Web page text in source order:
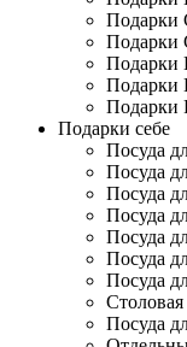
Подарки
Подарки
Подарки
Подарки
Подарки
Подарки себе
Посуда
Посуда
Посуда
Посуда
Посуда
Посуда
Посуда
Столовая
Посуда